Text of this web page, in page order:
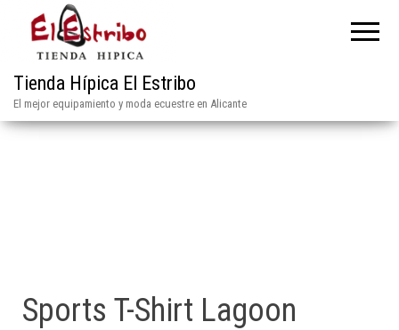
Tienda Hípica El Estribo
El mejor equipamiento y moda ecuestre en Alicante
Sports T-Shirt Lagoon